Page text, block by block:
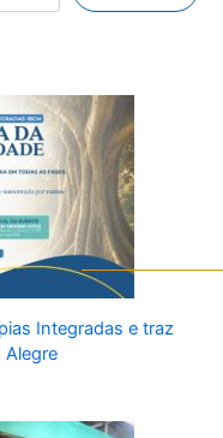
Integradas e traz
Alegre